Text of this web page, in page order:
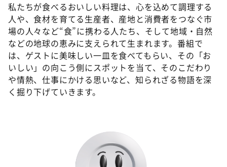
私たちが食べるおいしい料理は、心を込めて調理する
人や、食材を育てる生産者、産地と消費者をつなぐ市
場の人々など“食”に携わる人たち、そして地域・自然
などの地球の恵みに支えられて生まれます。番組で
は、ゲストに美味しい一皿を食べてもらい、その「お
いしい」の向こう側にスポットを当て、そのこだわり
や情熱、仕事にかける思いなど、知られざる物語を深
く掘り下げていきます。